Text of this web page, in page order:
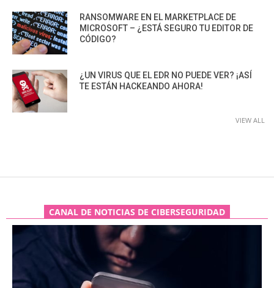
RANSOMWARE EN EL MARKETPLACE DE
MICROSOFT – ¿ESTÁ SEGURO TU EDITOR DE
CÓDIGO?
¿UN VIRUS QUE EL EDR NO PUEDE VER? ¡ASÍ
TE ESTÁN HACKEANDO AHORA!
VIEW ALL
CANAL DE NOTICIAS DE CIBERSEGURIDAD